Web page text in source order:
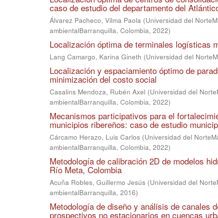
caso de estudio del departamento del
Álvarez Pacheco, Vilma Paola (Universidad del
ambientalBarranquilla, Colombia, 2022)
Localización óptima de terminales logísticas
Lang Camargo, Karina Gineth (Universidad del
Localización y espaciamiento óptimo de
minimización del costo social
Casalins Mendoza, Rubén Axel (Universidad del
ambientalBarranquilla, Colombia, 2022)
Mecanismos participativos para el
municipios ribereños: caso de estudio
Cárcamo Herazo, Luis Carlos (Universidad del
ambientalBarranquilla, Colombia, 2022)
Metodología de calibración 2D de modelos
Río Meta, Colombia
Acuña Robles, Guillermo Jesús (Universidad del
ambientalBarranquilla, 2016)
Metodología de diseño y análisis de canales
prospectivos no estacionarios en cuencas